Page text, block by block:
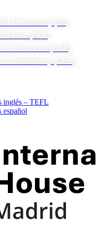
Preliminary (B1)
First (FCE)
Advanced (CAE)
Proficiency (CPE)
inglés – TEFL
español